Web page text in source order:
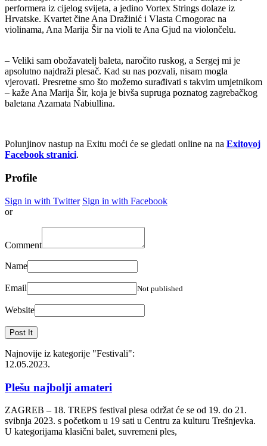
performera iz cijelog svijeta, a jedino Vortex Strings dolaze iz
Hrvatske. Kvartet čine Ana Dražinić i Vlasta Crnogorac na
violinama, Ana Marija Šir na violi te Ana Gjud na violončelu.
– Veliki sam obožavatelj baleta, naročito ruskog, a Sergej mi je
apsolutno najdraži plesač. Kad su nas pozvali, nisam mogla
vjerovati. Presretne smo što možemo surađivati s takvim umjetnikom
– kaže Ana Marija Šir, koja je bivša supruga poznatog zagrebačkog
baletana Azamata Nabiullina.
Polunjinov nastup na Exitu moći će se gledati online na na Exitovoj
Facebook stranici.
Profile
Sign in with Twitter Sign in with Facebook
or
Comment
Name
Email Not published
Website
Najnovije iz kategorije "Festivali":
12.05.2023.
Plešu najbolji amateri
ZAGREB – 18. TREPS festival plesa održat će se od 19. do 21.
svibnja 2023. s početkom u 19 sati u Centru za kulturu Trešnjevka.
U kategorijama klasični balet, suvremeni ples,